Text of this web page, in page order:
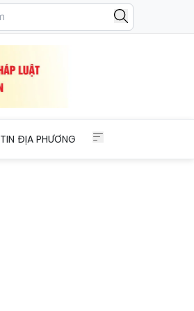
TIN ĐỊA PHƯƠNG